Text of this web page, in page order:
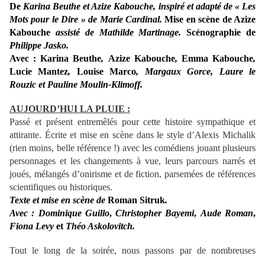
De Karina Beuthe et Azize Kabouche, inspiré et adapté de « Les
Mots pour le Dire » de Marie Cardinal.Mise en scène de Azize
Kabouche assisté de Mathilde Martinage.Scénographie de
Philippe Jasko.
Avec :Karina Beuthe, Azize Kabouche, Emma Kabouche,
Lucie Mantez, Louise Marco, Margaux Gorce, Laure le
Rouzic et Pauline Moulin-Klimoff.
AUJOURD’HUI LA PLUIE :
Passé et présent entremêlés pour cette histoire sympathique et
attirante. Écrite et mise en scène dans le style d’Alexis Michalik
(rien moins, belle référence !) avec les comédiens jouant plusieurs
personnages et les changements à vue, leurs parcours narrés et
joués, mélangés d’onirisme et de fiction, parsemées de références
scientifiques ou historiques.
Texte et mise en scène de Roman Sitruk.
Avec : Dominique Guillo,Christopher Bayemi, Aude Roman,
Fiona Levy et Théo Askolovitch.
Tout le long de la soirée, nous passons par de nombreuses